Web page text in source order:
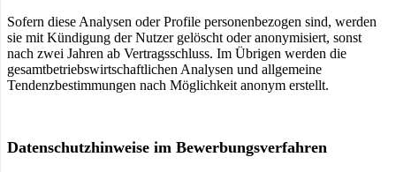
Sofern diese Analysen oder Profile personenbezogen sind, werden
sie mit Kündigung der Nutzer gelöscht oder anonymisiert, sonst
nach zwei Jahren ab Vertragsschluss. Im Übrigen werden die
gesamtbetriebswirtschaftlichen Analysen und allgemeine
Tendenzbestimmungen nach Möglichkeit anonym erstellt.
Datenschutzhinweise im Bewerbungsverfahren